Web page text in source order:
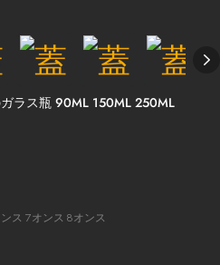
ラス瓶 90ML 150ML 250ML
ス 7オンス 8オンス